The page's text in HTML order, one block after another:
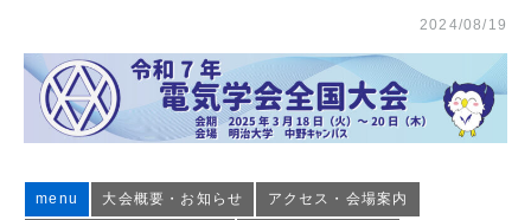
2024/08/19
menu 大会概要・お知らせ アクセス・会場案内